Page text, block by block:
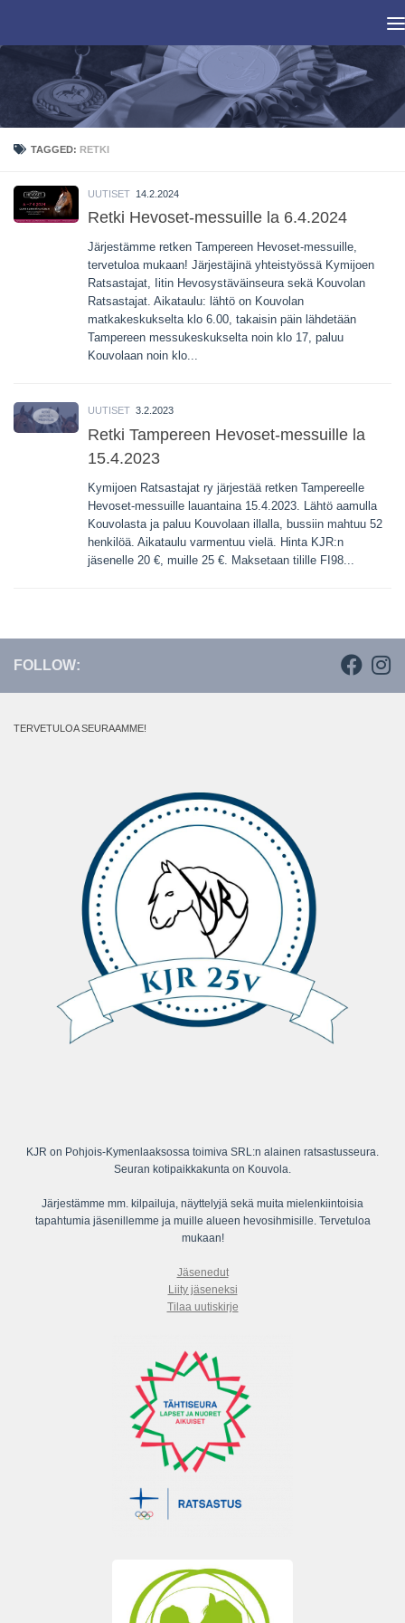
TAGGED: RETKI
UUTISET 14.2.2024
Retki Hevoset-messuille la 6.4.2024
Järjestämme retken Tampereen Hevoset-messuille,
tervetuloa mukaan! Järjestäjinä yhteistyössä Kymijoen
Ratsastajat, Iitin Hevosystäväinseura sekä Kouvolan
Ratsastajat. Aikataulu: lähtö on Kouvolan
matkakeskukselta klo 6.00, takaisin päin lähdetään
Tampereen messukeskukselta noin klo 17, paluu
Kouvolaan noin klo...
UUTISET 3.2.2023
Retki Tampereen Hevoset-messuille la
15.4.2023
Kymijoen Ratsastajat ry järjestää retken Tampereelle
Hevoset-messuille lauantaina 15.4.2023. Lähtö aamulla
Kouvolasta ja paluu Kouvolaan illalla, bussiin mahtuu 52
henkilöä. Aikataulu varmentuu vielä. Hinta KJR:n
jäsenelle 20 €, muille 25 €. Maksetaan tilille FI98...
FOLLOW:
TERVETULOA SEURAAMME!
KJR on Pohjois-Kymenlaaksossa toimiva SRL:n alainen ratsastusseura.
Seuran kotipaikkakunta on Kouvola.
Järjestämme mm. kilpailuja, näyttelyjä sekä muita mielenkiintoisia
tapahtumia jäsenillemme ja muille alueen hevosihmisille. Tervetuloa
mukaan!
Jäsenedut
Liity jäseneksi
Tilaa uutiskirje